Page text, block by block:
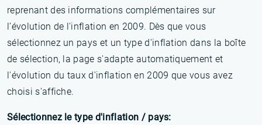
reprenant des informations complémentaires sur
l’évolution de l'inflation en 2009. Dès que vous
sélectionnez un pays et un type d'inflation dans la boîte
de sélection, la page s'adapte automatiquement et
l'évolution du taux d'inflation en 2009 que vous avez
choisi s'affiche.
Sélectionnez le type d'inflation / pays: